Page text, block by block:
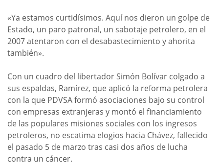
«Ya estamos curtidísimos. Aquí nos dieron un golpe de
Estado, un paro patronal, un sabotaje petrolero, en el
2007 atentaron con el desabastecimiento y ahorita
también».
Con un cuadro del libertador Simón Bolívar colgado a
sus espaldas, Ramírez, que aplicó la reforma petrolera
con la que PDVSA formó asociaciones bajo su control
con empresas extranjeras y montó el financiamiento
de las populares misiones sociales con los ingresos
petroleros, no escatima elogios hacia Chávez, fallecido
el pasado 5 de marzo tras casi dos años de lucha
contra un cáncer.